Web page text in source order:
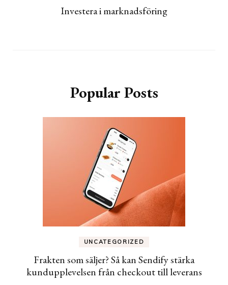
Investera i marknadsföring
Popular Posts
UNCATEGORIZED
Frakten som säljer? Så kan Sendify stärka
kundupplevelsen från checkout till leverans